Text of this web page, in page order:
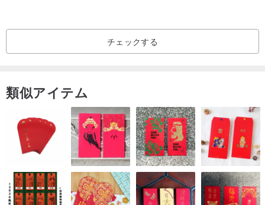
※発送前にきちんと梱包いたしますのでご安心ください
------------------------------------------------ -
入する前に明確に質問し、明確に考え, 明確に見る必要があります.
製品を受け取るまで待たずに, 価格, 製品の色の違い, 製品機能があ
なたのニーズを満たしていません..およびその他の関連する問題は返
品を必要とします.これは大きなトラブルであり、お互いに時間の無
駄です!
もう一度お願いします!ありがとう!
チェックする
類似アイテム